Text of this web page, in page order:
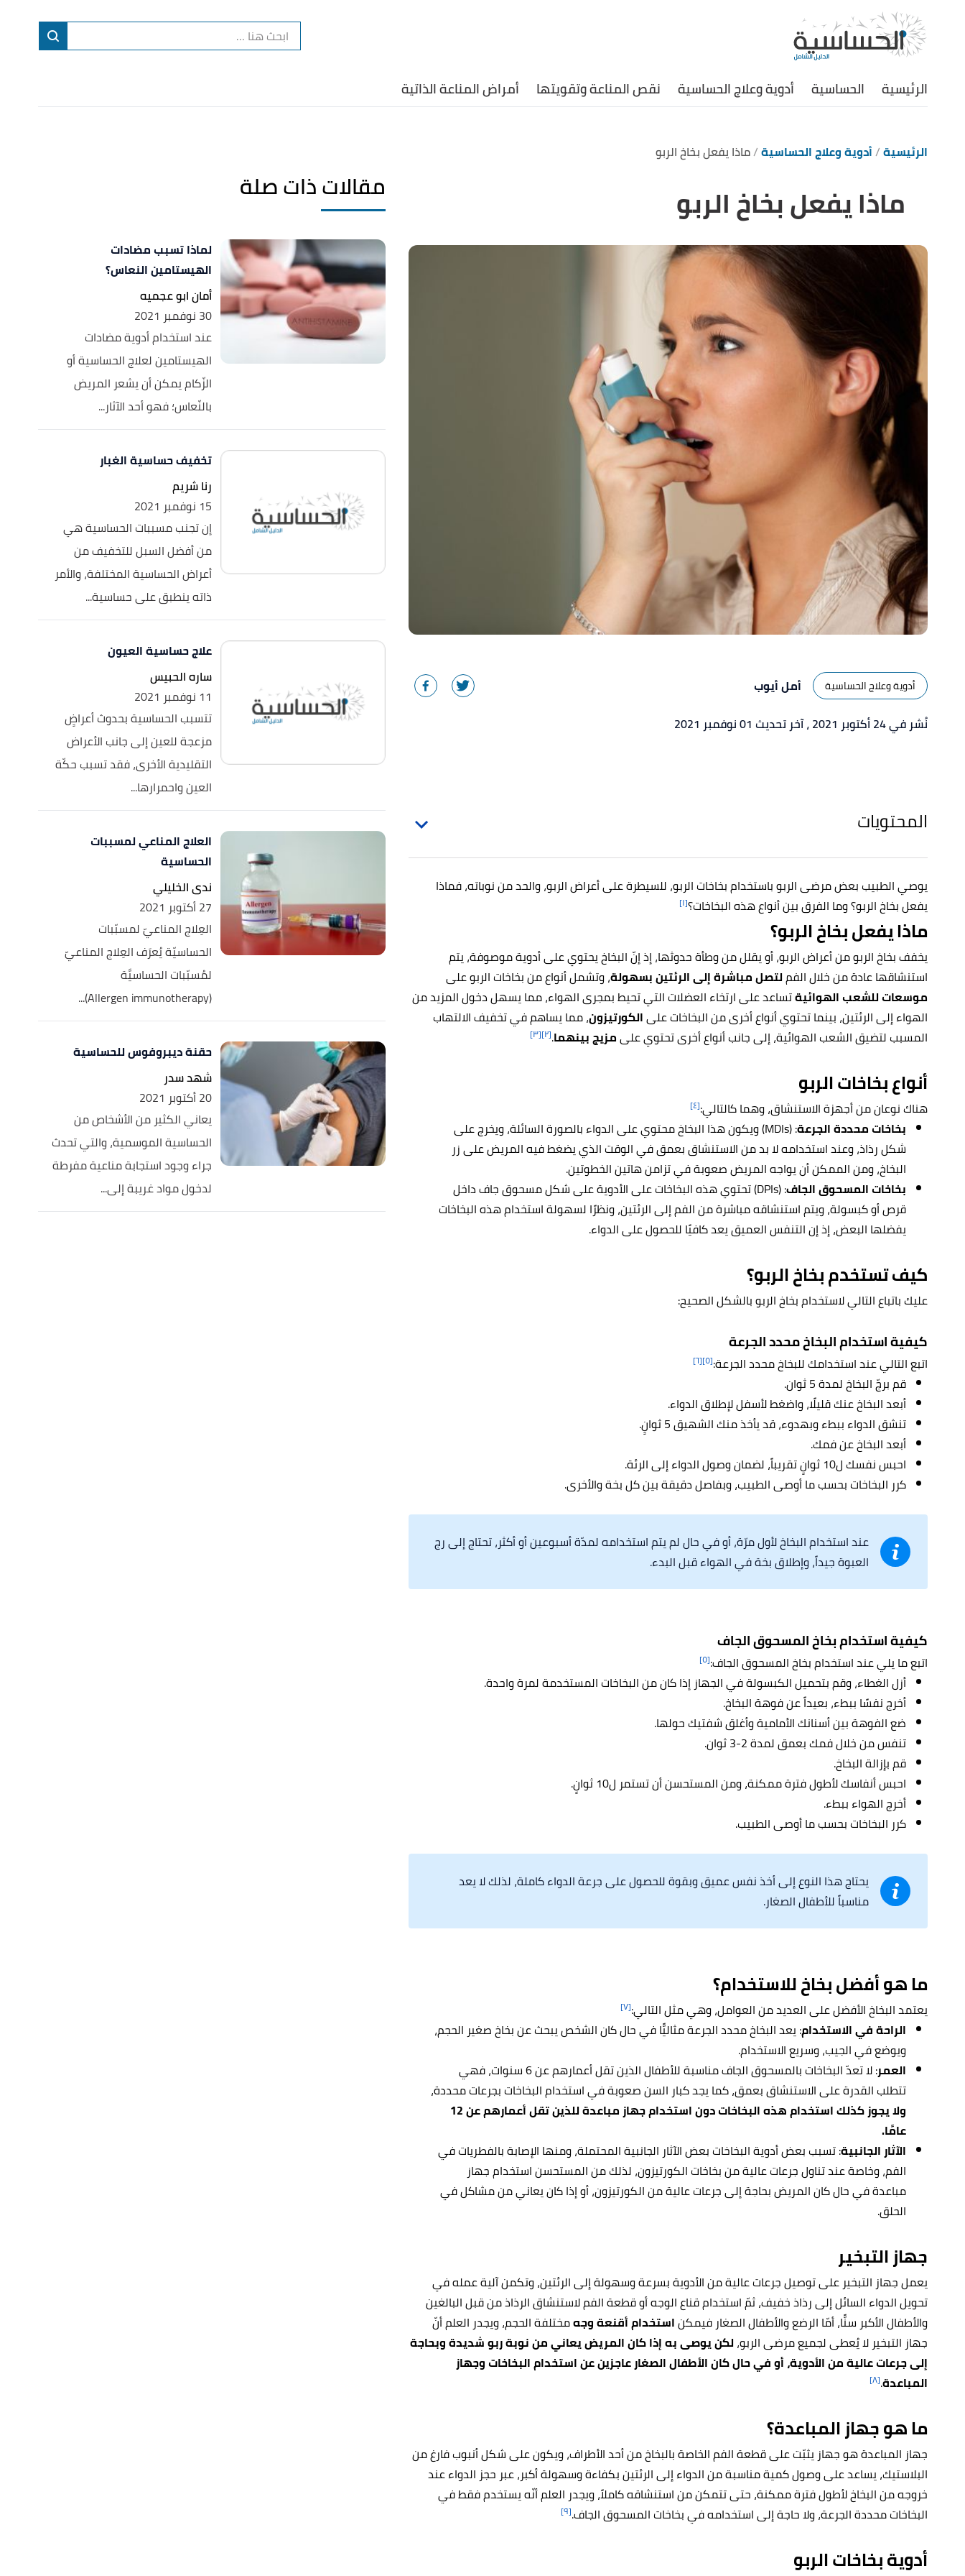
الرئيسية الحساسية أدوية وعلاج الحساسية نقص المناعة وتقويتها أمراض المناعة الذاتية
الرئيسية أدوية وعلاج الحساسية ماذا يفعل بخاخ الربو
ماذا يفعل بخاخ الربو
أدوية وعلاج الحساسية
أمل أيوب
نُشر في 24 أكتوبر 2021
، آخر تحديث 01 نوفمبر 2021
المحتويات
يوصي الطبيب بعض مرضى الربو باستخدام بخاخات الربو، للسيطرة على أعراض الربو، والحد من نوباته، فماذا
يفعل بخاخ الربو؟ وما الفرق بين أنواع هذه البخاخات؟[١]
ماذا يفعل بخاخ الربو؟
يخفف بخاخ الربو من أعراض الربو، أو يقلل من وطأة حدوثها، إذ إنّ البخاخ يحتوي على أدوية موصوفة، يتم
استنشاقها عادة من خلال الفملتصل مباشرة إلى الرئتين بسهولة، وتشمل أنواع من بخاخات الربو على
موسعات للشعب الهوائيةتساعد على ارتخاء العضلات التي تحيط بمجرى الهواء، مما يسهل دخول المزيد من
الهواء إلى الرئتين، بينما تحتوي أنواع أخرى من البخاخات علىالكورتيزون، مما يساهم في تخفيف الالتهاب
المسبب لتضيق الشعب الهوائية، إلى جانب أنواع أخرى تحتوي علىمزيج بينهما.[٢] [٣]
أنواع بخاخات الربو
هناك نوعان من أجهزة الاستنشاق، وهما كالتالي:[٤]
بخاخات محددة الجرعة
: (MDIs) ويكون هذا البخاخ محتوي على الدواء بالصورة السائلة، ويخرج على
شكل رذاذ، وعند استخدامه لا بد من الاستنشاق بعمق في الوقت الذي يضغط فيه المريض على زر
البخاخ، ومن الممكن أن يواجه المريض صعوبة في تزامن هاتين الخطوتين.
بخاخات المسحوق الجاف
: (DPIs) تحتوي هذه البخاخات على الأدوية على شكل مسحوق جاف داخل
قرص أو كبسولة، ويتم استنشاقه مباشرة من الفم إلى الرئتين، ونظرًا لسهولة استخدام هذه البخاخات
يفضلها البعض، إذ إن التنفس العميق يعد كافيًا للحصول على الدواء.
كيف تستخدم بخاخ الربو؟
عليك باتباع التالي لاستخدام بخاخ الربو بالشكل الصحيح:
كيفية استخدام البخاخ محدد الجرعة
اتبع التالي عند استخدامك للبخاخ محدد الجرعة:[٥] [٦]
قم برجّ البخاخ لمدة 5 ثوان.
أبعد البخاخ عنك قليلًا، واضغط لأسفل لإطلاق الدواء.
تنشق الدواء ببطء وبهدوء، قد يأخذ منك الشهيق 5 ثوانٍ.
أبعد البخاخ عن فمك.
احبس نفسك ل10 ثوانٍ تقريباً، لضمان وصول الدواء إلى الرئة.
كرر البخاخات بحسب ما أوصى الطبيب، وبفاصل دقيقة بين كل بخة والأخرى.
عند استخدام البخاخ لأول مرّة، أو في حال لم يتم استخدامه لمدّة أسبوعين أو أكثر، تحتاج إلى رج
العبوة جيداً، وإطلاق بخة في الهواء قبل البدء.
كيفية استخدام بخاخ المسحوق الجاف
اتبع ما يلي عند استخدام بخاخ المسحوق الجاف:[٥]
أزل الغطاء، وقم بتحميل الكبسولة في الجهاز إذا كان من البخاخات المستخدمة لمرة واحدة.
أخرج نفسًا ببطء، بعيداً عن فوهة البخاخ.
ضع الفوهة بين أسنانك الأمامية وأغلق شفتيك حولها.
تنفس من خلال فمك بعمق لمدة 2-3 ثوان.
قم بإزالة البخاخ.
احبس أنفاسك لأطول فترة ممكنة، ومن المستحسن أن تستمر ل10 ثوانٍ.
أخرج الهواء ببطء.
كرر البخاخات بحسب ما أوصى الطبيب.
يحتاج هذا النوع إلى أخذ نفس عميق وبقوة للحصول على جرعة الدواء كاملة، لذلك لا يعد
مناسباً للأطفال الصغار.
ما هو أفضل بخاخ للاستخدام؟
يعتمد البخاخ الأفضل على العديد من العوامل، وهي مثل التالي:[٧]
الراحة في الاستخدام: يعد البخاخ محدد الجرعة مثاليًّا في حال كان الشخص يبحث عن بخاخ صغير الحجم،
ويوضع في الجيب، وسريع الاستخدام.
العمر
: لا تعدّ البخاخات بالمسحوق الجاف مناسبة للأطفال الذين تقل أعمارهم عن 6 سنوات، فهي
تتطلب القدرة على الاستنشاق بعمق، كما يجد كبار السن صعوبة في استخدام البخاخات بجرعات محددة،
ولا يجوز كذلك استخدام هذه البخاخات دون استخدام جهاز مباعدة للذين تقل أعمارهم عن 12
عامًا.
الآثار الجانبية: تسبب بعض أدوية البخاخات بعض الآثار الجانبية المحتملة، ومنها الإصابة بالفطريات في
الفم، وخاصة عند تناول جرعات عالية من بخاخات الكورتيزون، لذلك من المستحسن استخدام جهاز
مباعدة في حال كان المريض بحاجة إلى جرعات عالية من الكورتيزون، أو إذا كان يعاني من مشاكل في
الحلق.
جهاز التبخير
يعمل جهاز التبخير على توصيل جرعات عالية من الأدوية بسرعة وسهولة إلى الرئتين، وتكمن آلية عمله في
تحويل الدواء السائل إلى رذاذ خفيف، ثمّ استخدام قناع الوجه أو قطعة الفم لاستنشاق الرذاذ من قبل البالغين
والأطفال الأكبر سنًّا، أمّا الرضع والأطفال الصغار فيمكناستخدام أقنعة وجهمختلفة الحجم، ويجدر العلم أنّ
جهاز التبخير لا يُعطى لجميع مرضى الربو،لكن يوصى به إذا كان المريض يعاني من نوبة ربو شديدة وبحاجة
إلى جرعات عالية من الأدوية، أو في حال كان الأطفال الصغار عاجزين عن استخدام البخاخات وجهاز
المباعدة.[٨]
ما هو جهاز المباعدة؟
جهاز المباعدة هو جهاز يثبّت على قطعة الفم الخاصة بالبخاخ من أحد الأطراف، ويكون على شكل أنبوب فارغ من
البلاستيك، يساعد على وصول كمية مناسبة من الدواء إلى الرئتين بكفاءة وسهولة أكبر، عبر حجز الدواء عند
خروجه من البخاخ لأطول فترة ممكنة، حتى تتمكن من استنشاقه كاملاً، ويجدر العلم أنّه يستخدم فقط في
البخاخات محددة الجرعة، ولا حاجة إلى استخدامه في بخاخات المسحوق الجاف.[٩]
أدوية بخاخات الربو
مقالات ذات صلة
لماذا تسبب مضادات
الهيستامين النعاس؟
أمان ابو عجميه
30 نوفمبر 2021
عند استخدام أدوية مضادات
الهيستامين لعلاج الحساسية أو
الزّكام يمكن أن يشعر المريض
بالنّعاس؛ فهو أحد الآثار...
تخفيف حساسية الغبار
رنا شريم
15 نوفمبر 2021
إن تجنب مسببات الحساسية هي
من أفضل السبل للتخفيف من
أعراض الحساسية المختلفة، والأمر
ذاته ينطبق على حساسية...
علاج حساسية العيون
ساره الحبيس
11 نوفمبر 2021
تتسبب الحساسية بحدوث أعراضٍ
مزعجة للعين إلى جانب الأعراض
التقليدية الأخرى، فقد تسبب حكّة
العين واحمرارها...
العلاج المناعي لمسببات
الحساسية
ندى الخليلي
27 أكتوبر 2021
العِلاج المناعيّ لمسبّبات
الحساسيّة يُعرَف العِلاج المناعيّ
لمُسبّبات الحساسيَّة
(Allergen immunotherapy)...
حقنة ديبروفوس للحساسية
شهد سدر
20 أكتوبر 2021
يعاني الكثير من الأشخاص من
الحساسية الموسمية، والتي تحدث
جراء وجود استجابة مناعية مفرطة
لدخول مواد غريبة إلى...